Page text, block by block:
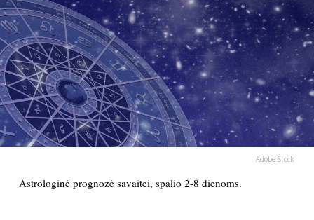
APIE MANE
PSICHOLOGIJA
HOROSKOPAI
ASTROLOGIJA
POLITIKA
Adobe Stock
Astrologinė prognozė savaitei, spalio 2-8 dienoms.